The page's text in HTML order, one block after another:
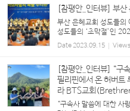
[참평안_인터뷰] 부산
부산 은혜교회 성도들의
성도들의 ‘초막절’인
도들이 여주 평강제일연
창 목사)에서는 출석인
Date2023.09.15 Views
[참평안_인터뷰] “구
필리핀에서 온 허버
라 BTS교회
“구속사 말씀에 대한 사